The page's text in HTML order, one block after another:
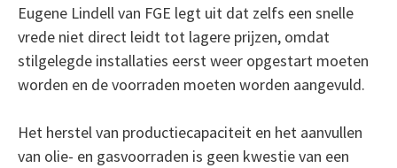
Eugene Lindell van FGE legt uit dat zelfs een snelle
vrede niet direct leidt tot lagere prijzen, omdat
stilgelegde installaties eerst weer opgestart moeten
worden en de voorraden moeten worden aangevuld.
Het herstel van productiecapaciteit en het aanvullen
van olie- en gasvoorraden is geen kwestie van een